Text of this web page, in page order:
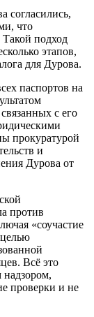
что
подход
этапов,
для Дурова.
паспортов на
с его
прокуратурой
и
Дурова от
против
«соучастие
Всё это
надзором,
проверки и не